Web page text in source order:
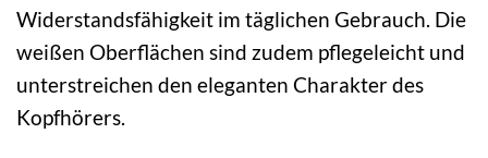
Widerstandsfähigkeit im täglichen Gebrauch. Die
weißen Oberflächen sind zudem pflegeleicht und
unterstreichen den eleganten Charakter des
Kopfhörers.